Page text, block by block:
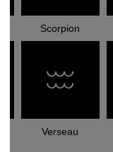
Scorpion
Verseau